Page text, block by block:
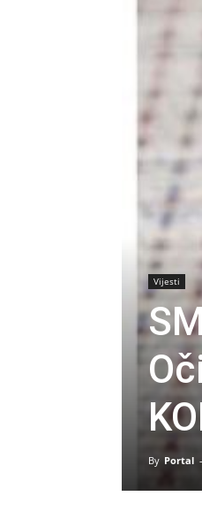
Vijesti
By Portal -